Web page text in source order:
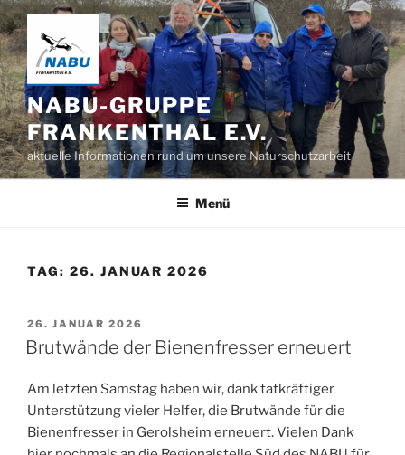
Zum
Inhalt
springen
NABU-GRUPPE
FRANKENTHAL E.V.
aktuelle Informationen rund um unsere Naturschutzarbeit
Menü
TAG: 26. JANUAR 2026
VERÖFFENTLICHT
AM
26. JANUAR 2026
Brutwände der Bienenfresser erneuert
Am letzten Samstag haben wir, dank tatkräftiger
Unterstützung vieler Helfer, die Brutwände für die
Bienenfresser in Gerolsheim erneuert. Vielen Dank